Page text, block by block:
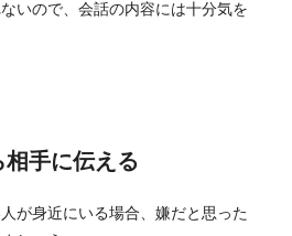
いので、会話の内容には十分気を
手に伝える
が身近にいる場合、嫌だと思った